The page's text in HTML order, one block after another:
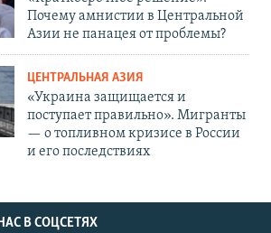
Почему амнистии в Центральной
Азии не панацея от проблемы?
ЦЕНТРАЛЬНАЯ АЗИЯ
«Украина защищается и
поступает правильно». Мигранты
— о топливном кризисе в России
и его последствиях
В СОЦСЕТЯХ